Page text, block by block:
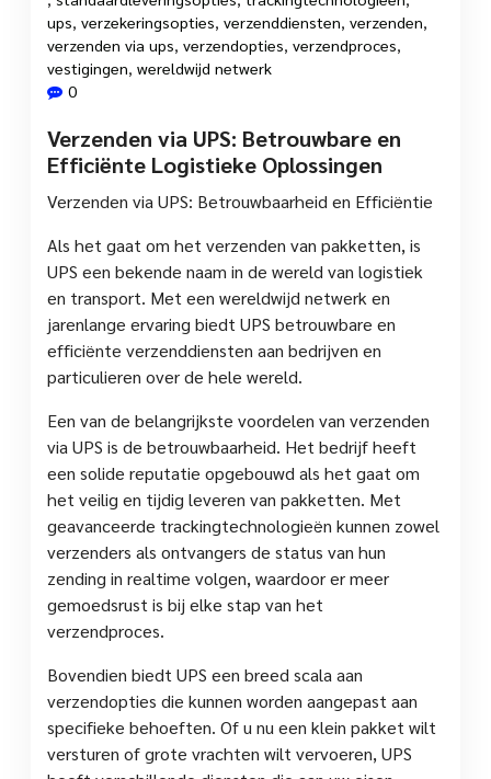
ups, verzekeringsopties, verzenddiensten, verzenden,
verzenden via ups, verzendopties, verzendproces,
vestigingen, wereldwijd netwerk
0
Verzenden via UPS: Betrouwbare en
Efficiënte Logistieke Oplossingen
Verzenden via UPS: Betrouwbaarheid en Efficiëntie
Als het gaat om het verzenden van pakketten, is
UPS een bekende naam in de wereld van logistiek
en transport. Met een wereldwijd netwerk en
jarenlange ervaring biedt UPS betrouwbare en
efficiënte verzenddiensten aan bedrijven en
particulieren over de hele wereld.
Een van de belangrijkste voordelen van verzenden
via UPS is de betrouwbaarheid. Het bedrijf heeft
een solide reputatie opgebouwd als het gaat om
het veilig en tijdig leveren van pakketten. Met
geavanceerde trackingtechnologieën kunnen zowel
verzenders als ontvangers de status van hun
zending in realtime volgen, waardoor er meer
gemoedsrust is bij elke stap van het
verzendproces.
Bovendien biedt UPS een breed scala aan
verzendopties die kunnen worden aangepast aan
specifieke behoeften. Of u nu een klein pakket wilt
versturen of grote vrachten wilt vervoeren, UPS